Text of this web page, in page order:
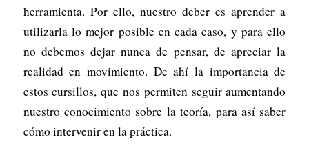
herramienta. Por ello, nuestro deber es aprender a
utilizarla lo mejor posible en cada caso, y para ello
no debemos dejar nunca de pensar, de apreciar la
realidad en movimiento. De ahí la importancia de
estos cursillos, que nos permiten seguir aumentando
nuestro conocimiento sobre la teoría, para así saber
cómo intervenir en la práctica.